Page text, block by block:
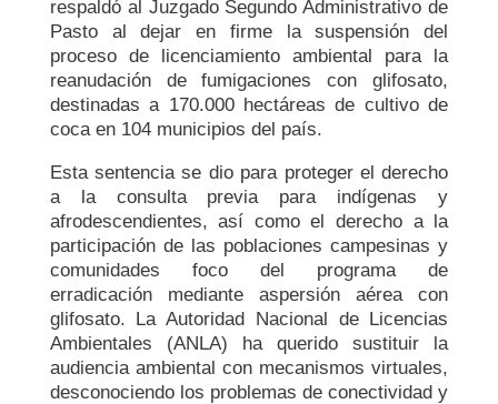
respaldó al Juzgado Segundo Administrativo de
Pasto al dejar en firme la suspensión del
proceso de licenciamiento ambiental para la
reanudación de fumigaciones con glifosato,
destinadas a 170.000 hectáreas de cultivo de
coca en 104 municipios del país.
Esta sentencia se dio para proteger el derecho
a la consulta previa para indígenas y
afrodescendientes, así como el derecho a la
participación de las poblaciones campesinas y
comunidades foco del programa de
erradicación mediante aspersión aérea con
glifosato. La Autoridad Nacional de Licencias
Ambientales (ANLA) ha querido sustituir la
audiencia ambiental con mecanismos virtuales,
desconociendo los problemas de conectividad y